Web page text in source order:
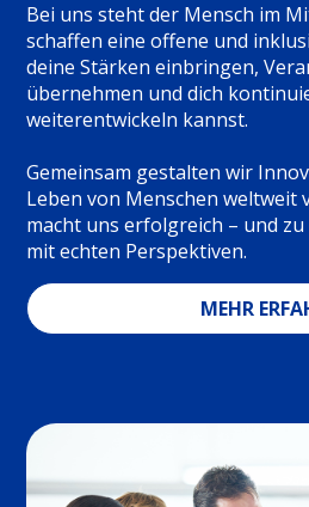
Bei uns steht der Mensch im
schaffen eine offene und
deine Stärken einbringen,
übernehmen und dich
weiterentwickeln kannst.
Gemeinsam gestalten wir
Leben von Menschen weltweit
macht uns erfolgreich – und
mit echten Perspektiven.
MEHR